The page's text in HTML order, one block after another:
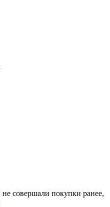
совершали покупки ранее,